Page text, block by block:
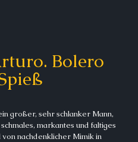
Bolero
großer, sehr schlanker Mann,
markantes und faltiges
nachdenklicher Mimik in